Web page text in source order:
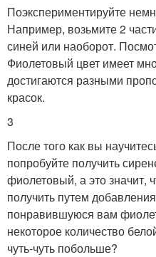
Поэкспериментируйте
Например, возьмите 2
синей или наоборот.
Фиолетовый цвет имеет
достигаются разными
красок.
3
После того как вы
попробуйте получить
фиолетовый, а это значит,
получить путем
понравившуюся вам
некоторое количество
чуть-чуть побольше?